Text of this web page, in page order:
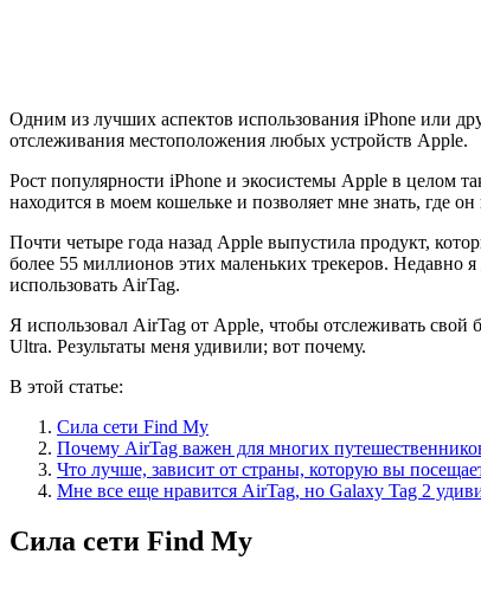
Одним из лучших аспектов использования iPhone или
отслеживания местоположения любых устройств Apple.
Рост популярности iPhone и экосистемы Apple в целом
находится в моем кошельке и позволяет мне знать, где он
Почти четыре года назад Apple выпустила продукт,
более 55 миллионов этих маленьких трекеров. Недавно
использовать AirTag.
Я использовал AirTag от Apple, чтобы отслеживать
Ultra. Результаты меня удивили; вот почему.
В этой статье:
Сила сети Find My
Почему AirTag важен для многих
Что лучше, зависит от страны, которую вы
Мне все еще нравится AirTag, но Galaxy Tag 2
Сила сети Find My